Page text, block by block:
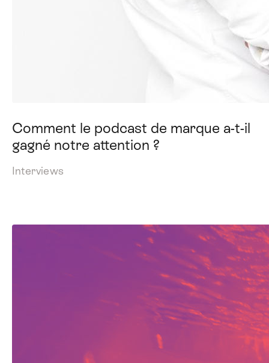
Comment le podcast de marque a-t-il
gagné notre attention ?
Interviews